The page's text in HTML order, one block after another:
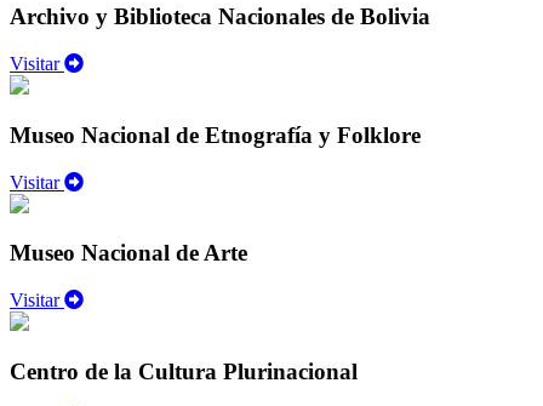
Archivo y Biblioteca Nacionales de Bolivia
Visitar
Museo Nacional de Etnografía y Folklore
Visitar
Museo Nacional de Arte
Visitar
Centro de la Cultura Plurinacional